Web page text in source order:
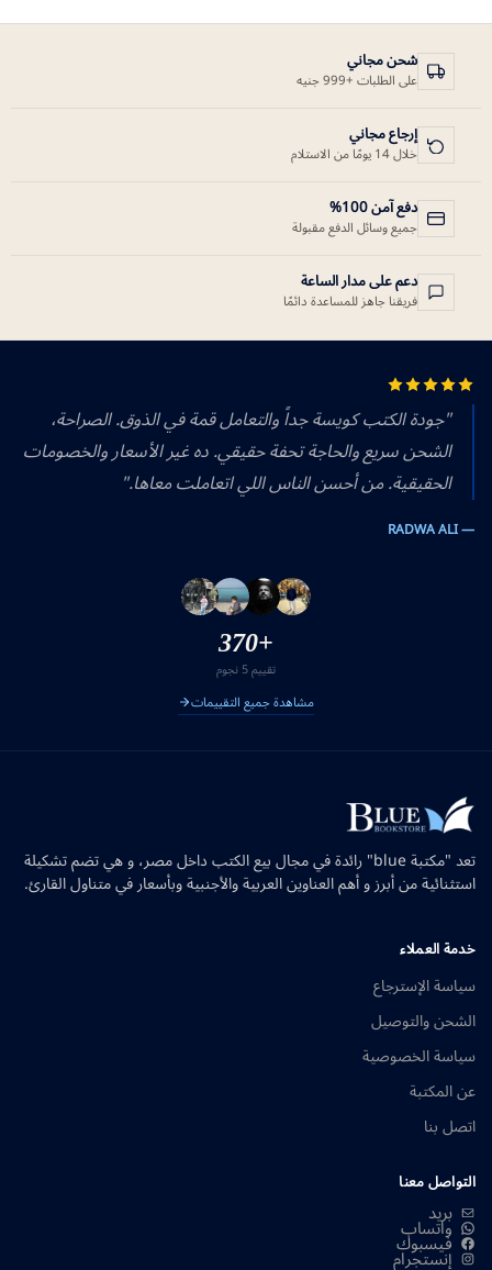
شحن مجاني
على الطلبات +999 جنيه
إرجاع مجاني
خلال 14 يومًا من الاستلام
دفع آمن 100%
جميع وسائل الدفع مقبولة
دعم على مدار الساعة
فريقنا جاهز للمساعدة دائمًا
"جودة الكتب كويسة جداً والتعامل قمة في الذوق. الصراحة،
الشحن سريع والحاجة تحفة حقيقي. ده غير الأسعار والخصومات
الحقيقية. من أحسن الناس اللي اتعاملت معاها."
— RADWA ALI
+370
تقييم 5 نجوم
مشاهدة جميع التقييمات
تعد "مكتبة blue" رائدة في مجال بيع الكتب داخل مصر، و هي تضم تشكيلة
استثنائية من أبرز و أهم العناوين العربية والأجنبية وبأسعار في متناول القارئ.
خدمة العملاء
سياسة الإسترجاع
الشحن والتوصيل
سياسة الخصوصية
عن المكتبة
اتصل بنا
التواصل معنا
بريد
واتساب
فيسبوك
إنستجرام